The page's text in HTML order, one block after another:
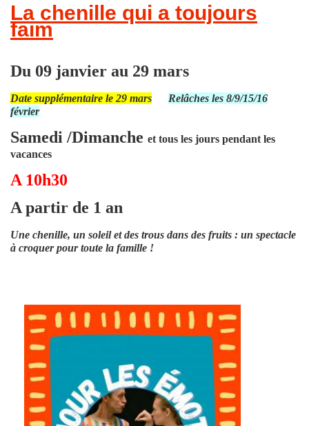
La chenille qui a toujours
faim
Du 09 janvier au 29 mars
Date supplémentaire le 29 mars
Relâches les 8/9/15/16
février
Samedi /Dimanche et tous les jours pendant les
vacances
A 10h30
A partir de 1 an
Une chenille, un soleil et des trous dans des fruits : un spectacle
à croquer pour toute la famille !